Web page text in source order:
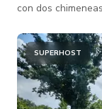
con dos
tradicional de
originales de las
espacio ofrecen
dos habitaciones
francesas, que
SUPERHOST